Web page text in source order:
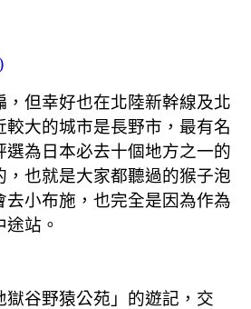
，但幸好也在北陸新幹線及北
大的城市是長野市，最有名
選為日本必去十個地方之一的
，也就是大家都聽過的猴子泡
去小布施，也完全是因為作為
站。
獄谷野猿公苑」的遊記，交